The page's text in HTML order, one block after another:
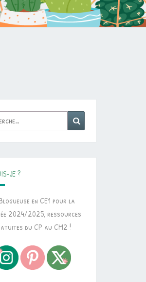
:
JE ?
en CE1 pour la
2024/2025, ressources
du CP au CM2 !